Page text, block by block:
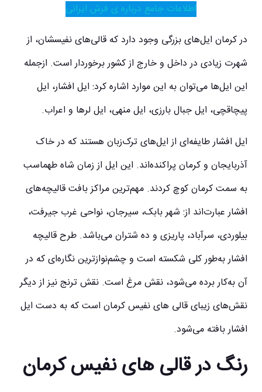
اطلاعات جامع درباره ی فرش ایرانی
در کرمان ایل‌های بزرگی وجود دارد که قالی‌های نفیسشان، از
شهرت زیادی در داخل و خارج از کشور برخوردار است. ازجمله
این ایل‌ها می‌توان به این موارد اشاره کرد: ایل افشار، ایل
پیچاقچی، ایل جبال بارزی، ایل منهی، ایل لرها و اعراب.
ایل افشار طایفه‌ای از ایل‌های ترک‌زبان هستند که در خاک
آذربایجان و کرمان پراکنده‌اند. این ایل از زمان شاه‌ طهماسب
به سمت کرمان کوچ کردند. مهم‌ترین مراکز بافت قالیچه‌های
افشار عبارت‌اند از: شهر بابک، سیرجان، نواحی غرب جیرفت،
بیلوردی، سرآباد، پاریزی و ده شتران می‌باشد. طرح قالیچه
افشار به‌طور کلی شکسته است و چشم‌نوازترین نگاره‌ای که در
آن به‌کار برده می‌شود، نقش مرغ است. نقش ترنج نیز از دیگر
نقش‌های زیبای قالی‌ های نفیس کرمان است که به دست ایل
افشار بافته می‌شود.
رنگ در قالی‌ های نفیس کرمان